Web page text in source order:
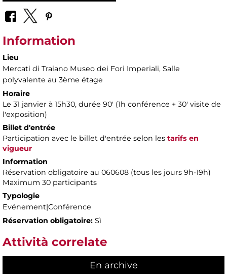
Information
Lieu
Mercati di Traiano Museo dei Fori Imperiali, Salle
polyvalente au 3ème étage
Horaire
Le 31 janvier à 15h30, durée 90' ​​(1h conférence + 30' visite de
l'exposition)
Billet d'entrée
Participation avec le billet d'entrée selon les tarifs en
vigueur
Information
Réservation obligatoire au 060608 (tous les jours 9h-19h)
Maximum 30 participants
Typologie
Evénement|Conférence
Réservation obligatoire: Sì
Attività correlate
En archive